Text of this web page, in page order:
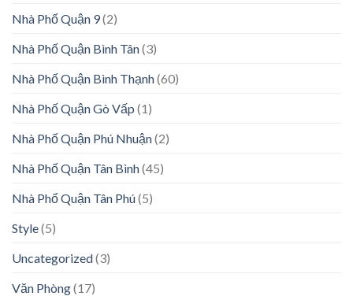
Nhà Phố Quận 9(2)
Nhà Phố Quận Bình Tân(3)
Nhà Phố Quận Bình Thạnh(60)
Nhà Phố Quận Gò Vấp (1)
Nhà Phố Quận Phú Nhuận(2)
Nhà Phố Quận Tân Bình(45)
Nhà Phố Quận Tân Phú(5)
Style(5)
Uncategorized(3)
Văn Phòng(17)